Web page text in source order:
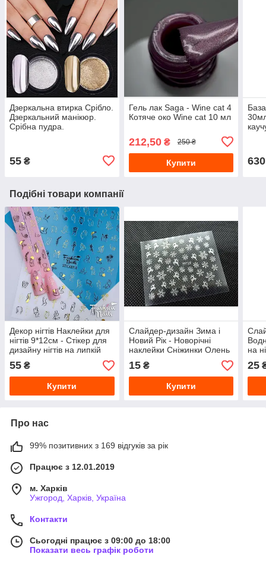
Дзеркальна втирка Срібло.
Дзеркальний манікюр.
Срібна пудра.
55 ₴
Гель лак Saga - Wine cat 4
Котяче око Wine cat 10 мл
212,50₴ 250 ₴
Купити 630
Подібні товари компанії
Декор нігтів Наклейки для
нігтів 9*12см - Стікер для
дизайну нігтів на липкій
основі STICKER 8 Fashion
Nails
55 ₴
Купити
Слайдер-дизайн Зима і
Новий Рік - Новорічні
наклейки Сніжинки Олень
на липкій основі для
дизайну нігтів
15₴
Купити
на
25
Про нас
99% позитивних з 169 відгуків за рік
Працює з 12.01.2019
м. Харків
Ужгород, Харків, Україна
Контакти
Сьогодні працює з 09:00 до 18:00
Показати весь графік роботи